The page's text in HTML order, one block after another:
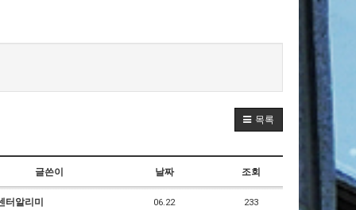
목록
글쓴이 날짜 조회
터알리미 06.22 233